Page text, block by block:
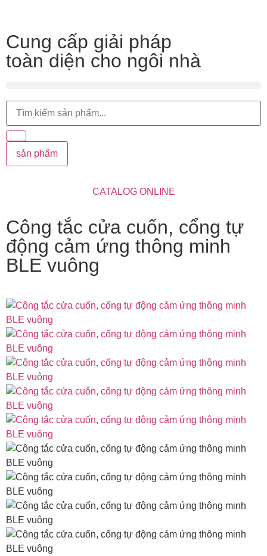
Cung cấp giải pháp
toàn diện cho ngôi nhà
sản phẩm
CATALOG ONLINE
Công tắc cửa cuốn, cổng tự
động cảm ứng thông minh
BLE vuông